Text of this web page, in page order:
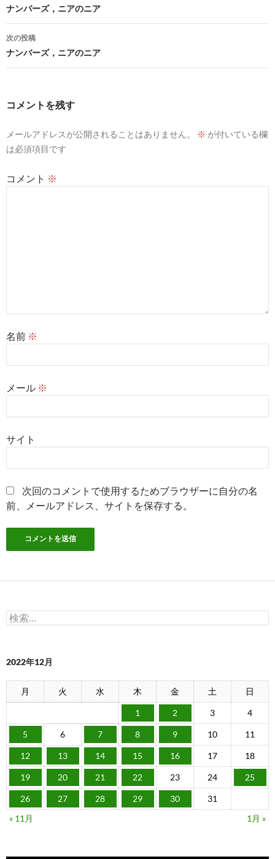
稿
ナ
ビ
ゲ
ョ
ナンバーズ，ニアのニア
次の投稿
ナンバーズ，ニアのニア
コメントを残す
メールアドレスが公開されることはありません。 ※ が付いている欄
は必須項目です
コメント ※
名前 ※
メール ※
サイト
次回のコメントで使用するためブラウザーに自分の名
前、メールアドレス、サイトを保存する。
検
索:
2022年12月
月 火 水 木 金 土 日
1 2 3 4
5 6 7 8 9 10 11
12 13 14 15 16 17 18
19 20 21 22 23 24 25
26 27 28 29 30
31
« 11月
1月 »